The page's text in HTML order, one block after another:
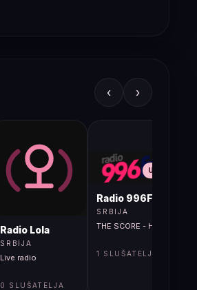
‹ ›
Radio Lola
SRBIJA
Live radio
0 SLUŠATELJA
UŽIVO
Radio 996FM
SRBIJA
THE SCORE - Higher
1 SLUŠATELJA